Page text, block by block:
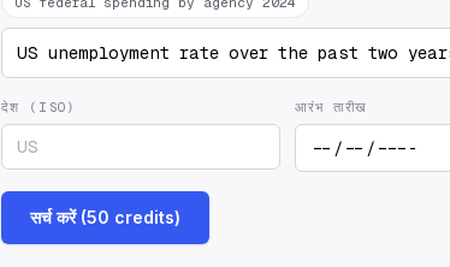
देश (ISO) आरंभ तारीख
सर्च करें (50 credits)